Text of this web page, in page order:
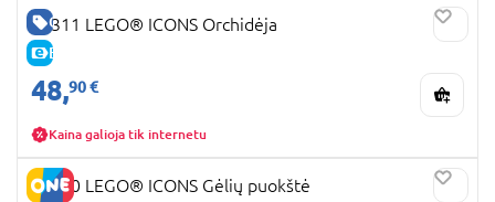
GERA KAINA
E-KAINA
10311 LEGO® ICONS Orchidėja
48,90 €
Kaina galioja tik internetu
10280 LEGO® ICONS Gėlių puokštė